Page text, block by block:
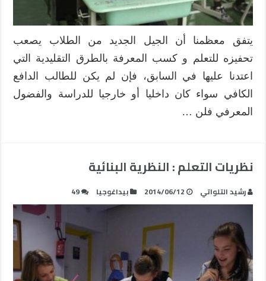
يتفق معظمنا أن الجيل الجديد من الطلاب يصعب
تحفيزه للتعلم و كسب المعرفة بالطرق التقليدية التي
اعتدنا عليها في السابق، فإن لم يكن للطالب الدافع
الكافي سواء كان داخليا أو خارجيا للدراسة والفضول
المعرفي فلن …
نظريات التعلم : النظرية البنائية
رشيد التلواتي 2014/06/12 بيداغوجيا 49